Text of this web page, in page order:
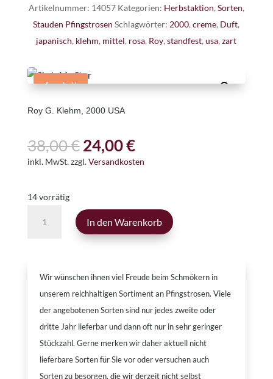
Artikelnummer: 14057 Kategorien: Herbstaktion, Sorten,
Stauden Pfingstrosen Schlagwörter: 2000,creme, Duft,
japanisch, klehm, mittel, rosa, Roy,standfest,usa,zart
Angebot!
Roy G. Klehm, 2000 USA
38,00€Ursprünglicher
Preis
24,00€Aktueller
Preis
inkl. MwSt. zzgl.Versandkosten
14 vorrätig
In den Warenkorb
Wir wünschen ihnen viel Freude beim Schmökern in
unserem reichhaltigen Sortiment an Pfingstrosen. Viele
der angebotenen Sorten sind nur jedes zweite oder
dritte Jahr lieferbar und dann oft nur in sehr geringer
Stückzahl. Gerne merken wir daher aktuell nicht
lieferbare Sorten für Sie vor oder versuchen auch
Sorten zu besorgen, die wir derzeit nicht selbst